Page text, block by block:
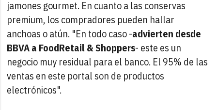
jamones gourmet. En cuanto a las conservas
premium, los compradores pueden hallar
anchoas o atún. "En todo caso -advierten desde
BBVA a FoodRetail & Shoppers- este es un
negocio muy residual para el banco. El 95% de las
ventas en este portal son de productos
electrónicos".